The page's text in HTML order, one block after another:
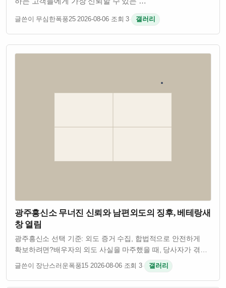
글쓴이 무심한폭풍25·2026-08-06·조회 3· 갤러리
광주흥신소 무너진 신뢰와 남편외도의 징후, 베테랑새
창 열림
광주흥신소 선택 기준: 외도 증거 수집, 합법적으로 안전하게
확보하려면?​​배우자의 외도 사실을 마주했을 때, 당사자가 겪는
심리적 고통은 이루 말할 수 없습니다. 배신감과 분노 속에서
가장 먼저 떠올리는 것은 바로 증거를 확보해야 한다는
생각입니다. 하지만 감정이 앞…
글쓴이 장난스러운폭풍15·2026-08-06·조회 3· 갤러리